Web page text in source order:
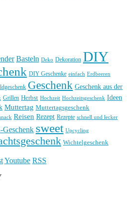
Basteln Deko Dekoration DIY
DIY Geschenke einfach Erdbeeren
Geschenk Geschenk aus der
Grillen Herbst Hochzeit Hochzeitsgeschenk Ideen
Muttertag Muttertagsgeschenk
Reisen Rezept Rezepte schnell und lecker
Geschenk sweet Upcycling
Wichtelgeschenk
Youtube RSS